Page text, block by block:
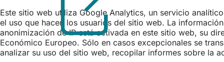
Este sitio web utiliza Google Analytics, un servicio
el uso que hacen los usuarios del sitio web. La
anonimización de IP está activada en este sitio web, su
Económico Europeo. Sólo en casos excepcionales se
analizar su uso del sitio web, recopilar informes sobre la